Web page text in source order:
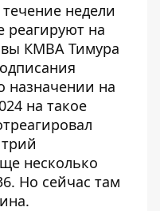
недели
реагируют на
КМВА Тимура
назначении на
на такое
несколько
Но сейчас там